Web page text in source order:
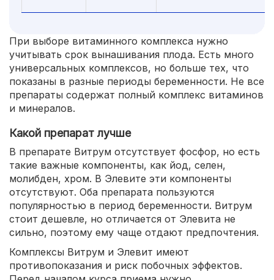
При выборе витаминного комплекса нужно
учитывать срок вынашивания плода. Есть много
универсальных комплексов, но больше тех, что
показаны в разные периоды беременности. Не все
препараты содержат полный комплекс витаминов
и минералов.
Какой препарат лучше
В препарате Витрум отсутствует фосфор, но есть
такие важные компоненты, как йод, селен,
молибден, хром. В Элевите эти компоненты
отсутствуют. Оба препарата пользуются
популярностью в период беременности. Витрум
стоит дешевле, но отличается от Элевита не
сильно, поэтому ему чаще отдают предпочтения.
Комплексы Витрум и Элевит имеют
противопоказания и риск побочных эффектов.